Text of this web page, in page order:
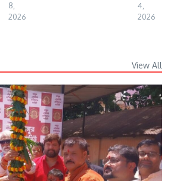
8,
2026
4,
2026
View All